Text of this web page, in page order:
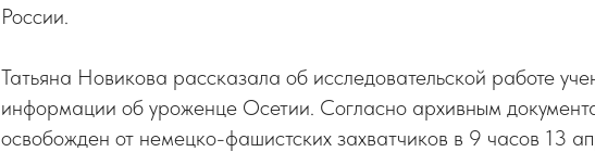
России.
Татьяна Новикова рассказала об исследовательской работе
информации об уроженце Осетии. Согласно архивным
освобожден от немецко-фашистских захватчиков в 9 часов 13